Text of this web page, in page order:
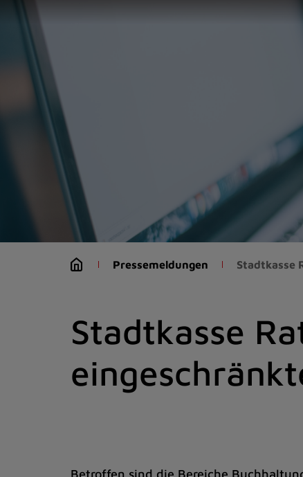
(Schnelltaste
Zum
Seitenanfang
springen
(Schnelltaste
Navigation/Menü
(Schnelltaste
Zur
(Schnelltaste
Pressemeldungen Stadtkasse
Stadtkasse
Betroffen sind die Bereiche